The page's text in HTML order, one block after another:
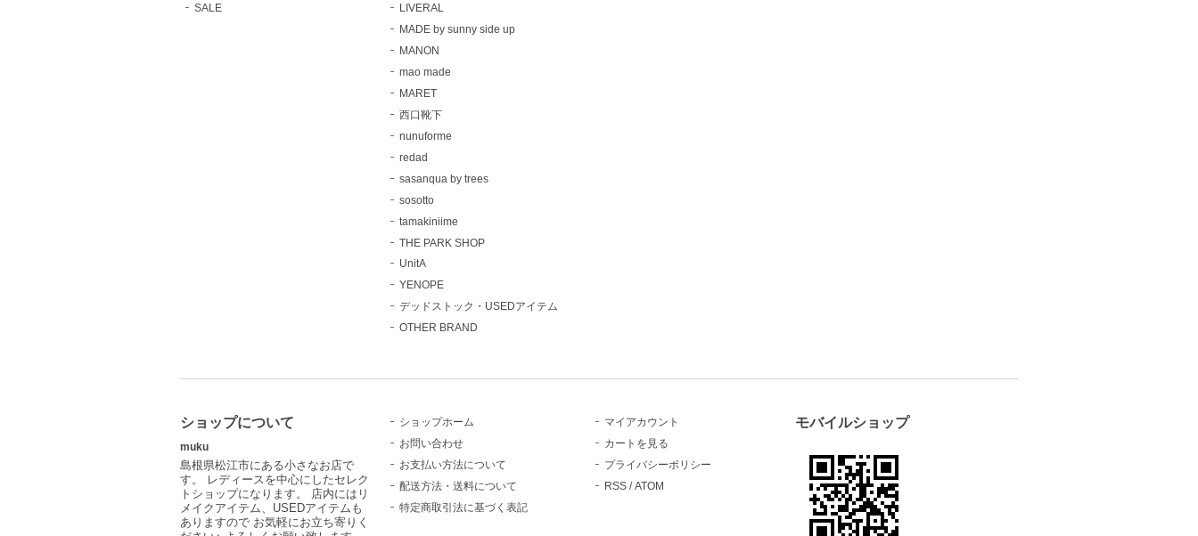
SALE
LIVERAL
MADE by sunny side up
MANON
mao made
MARET
西口靴下
nunuforme
redad
sasanqua by trees
sosotto
tamakiniime
THE PARK SHOP
UnitA
YENOPE
デッドストック・USEDアイテム
OTHER BRAND
ショップについて
muku
島根県松江市にある小さなお店で
す。 レディースを中心にしたセレク
トショップになります。 店内にはリ
メイクアイテム、USEDアイテムも
ありますので お気軽にお立ち寄りく
ショップホーム
お問い合わせ
お支払い方法について
配送方法・送料について
特定商取引法に基づく表記
マイアカウント
カートを見る
プライバシーポリシー
RSS /ATOM
モバイルショップ